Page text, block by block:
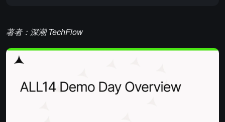
著者：深潮 TechFlow